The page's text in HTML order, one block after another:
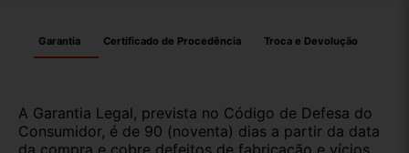
Garantia Certificado de Procedência Troca e Devolução
A Garantia Legal, prevista no Código de Defesa do
Consumidor, é de 90 (noventa) dias a partir da data